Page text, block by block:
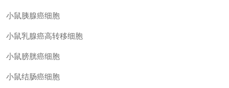
小鼠胰腺癌细胞
小鼠乳腺癌高转移细胞
小鼠膀胱癌细胞
小鼠结肠癌细胞